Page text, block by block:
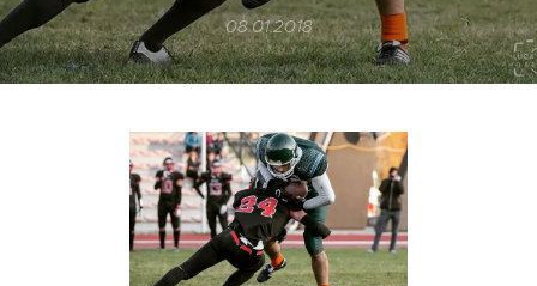
08.01.2018